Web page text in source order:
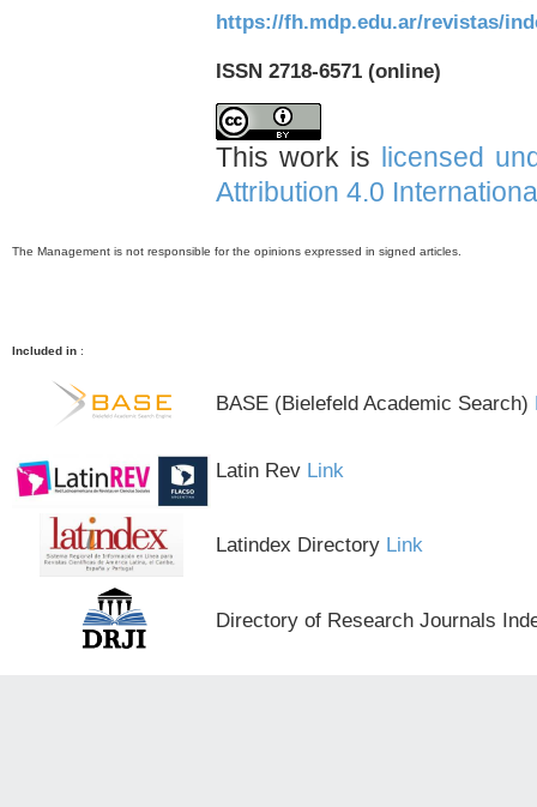
https://fh.mdp.edu.ar/revistas/
ISSN 2718-6571 (online)
This work is licensed
Attribution 4.0
The Management is not responsible for the opinions expressed in signed articles.
Included in :
BASE (Bielefeld Academic Search)
Latin Rev Link
Latindex Directory Link
Directory of Research Journals